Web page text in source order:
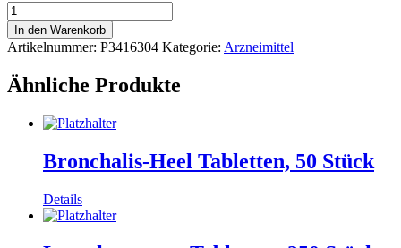
Microgynon
21
Dragees,
3
x
21
Menge
In den Warenkorb
Artikelnummer: P3416304 Kategorie: Arzneimittel
Ähnliche Produkte
Bronchalis-Heel Tabletten, 50 Stück
Details